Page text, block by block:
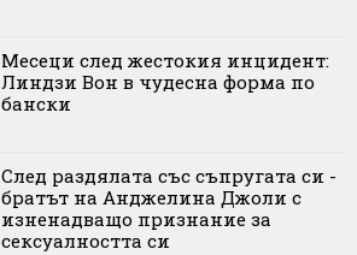
Месеци след жестокия инцидент:
Линдзи Вон в чудесна форма по
бански
След раздялата със съпругата си -
братът на Анджелина Джоли с
изненадващо признание за
сексуалността си